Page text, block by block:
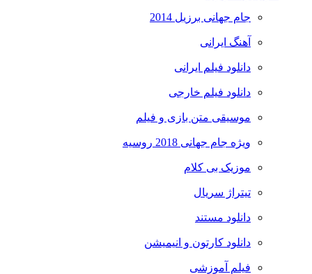
جام جهانی برزیل 2014
آهنگ ایرانی
دانلود فیلم ایرانی
دانلود فیلم خارجی
موسیقی متن بازی و فیلم
ویژه جام جهانی 2018 روسیه
موزیک بی کلام
تیتراژ سریال
دانلود مستند
دانلود کارتون و انیمیشن
فیلم آموزشی